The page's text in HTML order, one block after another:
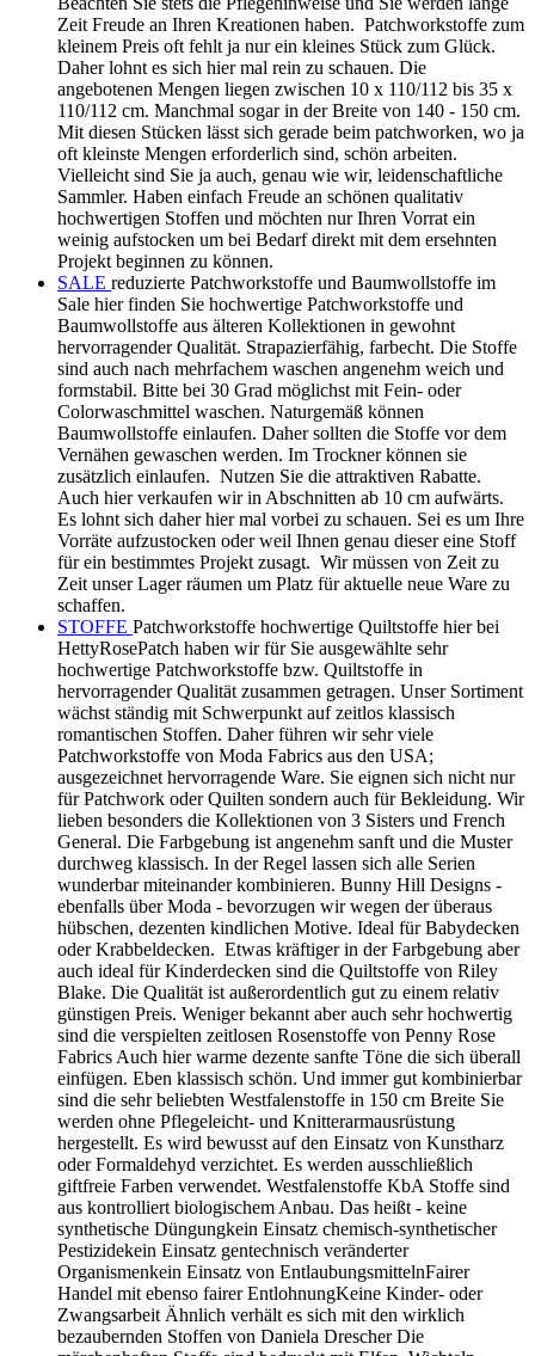
durchweg klassisch. In der Regel lassen sich alle Serien
wunderbar miteinander kombinieren. Bunny Hill Designs -
ebenfalls über Moda - bevorzugen wir wegen der überaus
hübschen, dezenten kindlichen Motive. Ideal für Babydecken
oder Krabbeldecken. Etwas kräftiger in der Farbgebung aber
auch ideal für Kinderdecken sind die Quiltstoffe von Riley
Blake. Die Qualität ist außerordentlich gut zu einem relativ
günstigen Preis. Weniger bekannt aber auch sehr hochwertig
sind die verspielten zeitlosen Rosenstoffe von Penny Rose
Fabrics Auch hier warme dezente sanfte Töne die sich überall
einfügen. Eben klassisch schön. Und immer gut kombinierbar
sind die sehr beliebten Westfalenstoffe in 150 cm Breite Sie
werden ohne Pflegeleicht- und Knitterarmausrüstung
hergestellt. Es wird bewusst auf den Einsatz von Kunstharz
oder Formaldehyd verzichtet. Es werden ausschließlich
giftfreie Farben verwendet. Westfalenstoffe KbA Stoffe sind
aus kontrolliert biologischem Anbau. Das heißt - keine
synthetische Düngungkein Einsatz chemisch-synthetischer
Pestizidekein Einsatz gentechnisch veränderter
Organismenkein Einsatz von EntlaubungsmittelnFairer
Handel mit ebenso fairer EntlohnungKeine Kinder- oder
Zwangsarbeit Ähnlich verhält es sich mit den wirklich
bezaubernden Stoffen von Daniela Drescher Die
märchenhaften Stoffe sind bedruckt mit Elfen, Wichteln,
Gräsern, Blumen, Waldtieren. Allesamt äußerst beliebt bei
Kindern, da viele Motive den Büchern von Daniela Drescher
entstammen. Zertifiziert nach ÖkoTex Standart 100.
Besonders hervorzuheben sind die verspielten Designs der
Tilda Stoffe Aufwendige Muster in brillianter
Farbkombination von Tone Finnanger sind einfach ein
Hingucker und verbreiten gute Laune. wir lieben diese Stoffe
über alles. Sie sind einzigartig und unverwechselbar. Damit all
diese wunderschönen Muster auch voll zur Geltung kommen
lassen sie sich ausgezeichnet mit falschen Unis oder ganz
dezent marmorierten Stoffen vereinen. Beachten Sie auch
unsere kleine Auswahl an Leinenstoffen oder
Baumwollmischgeweben in Leinenoptik und die
strapazierfähigen Canvas Stoffe oder Kunstleder. Ideal für
Shopper, Citybags oder Kosmetiktaschen. Alle Stoffe bieten
wir in Abschnitten ab 10 cm aufwärts an. Gerade beim
Patchworken benötigt man ja viele verschieden gemusterte
Stoffe, jedoch oft in kleinen Mengen. Alle von uns
angebotenen Patchworkstoffe und Baumwollstoffe sind von
hervorragender Qualität. Strapazierfähig, farbecht, Die Stoffe
sind auch nach mehrfachem waschen angenehm weich und
formstabil. Bitte bei 30 Grad möglichst mit Fein- oder
Colorwaschmittel waschen. Naturgemäß können
Baumwollstoffe einlaufen. Daher sollten die Stoffe vor dem
Vernähen gewaschen werden. Im Trockner können sie
zusätzlich einlaufen. Beachten Sie stets die Pflegehinweise
und Sie werden lange Zeit Freude an Ihren Kreationen
haben.
STOFFPAKETEwunderschön Patchwork Stoffpaket große
Auswahl entdecken Sie unsere sorgfältig zusammengestellten
Patchwork Stoffpakete. Wir von HettyRosePatch erleichtern
Ihnen die Arbeit. Langes Suchen ist überflüssig. Sie können
schnell mit Ihrem nächsten Projekt starten, da wir alle
Bestellungen zügig versenden. Unsere große Auswahl an
Stoffpaketen soll Ihnen Anregung, Lust auf ein neues
Werkstück, Hilfestellung bei der Stoffkombination leisten.
Sehr hochwertige Patchworkstoffe namhafter Designer /
Hersteller und hervorrangende Baumwollstoffe sind zu